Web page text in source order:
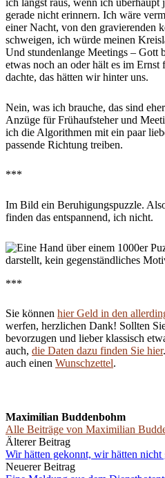
ich längst raus, wenn ich
gerade nicht erinnern. Ich wäre
einer Nacht, von den gravierenden
schweigen, ich würde meinen
Und stundenlange Meetings – Gott
etwas noch an oder hält es im
dachte, das hätten wir hinter uns.
Nein, was ich brauche, das sind
Anzüge für Frühaufsteher und
ich die Algorithmen mit ein paar
passende Richtung treiben.
***
Im Bild ein Beruhigungspuzzle.
finden das entspannend, ich nicht.
***
Sie können hier Geld in den
werfen, herzlichen Dank! Sollten
bevorzugen und lieber klassisch
auch, die Daten dazu finden Sie hier
auch einen Wunschzettel.
Maximilian Buddenbohm
Alle Beiträge von Maximilian
Beitrags-
Navigation
Älterer Beitrag
Wir hätten gekonnt, wir hätten nicht
Neuerer Beitrag